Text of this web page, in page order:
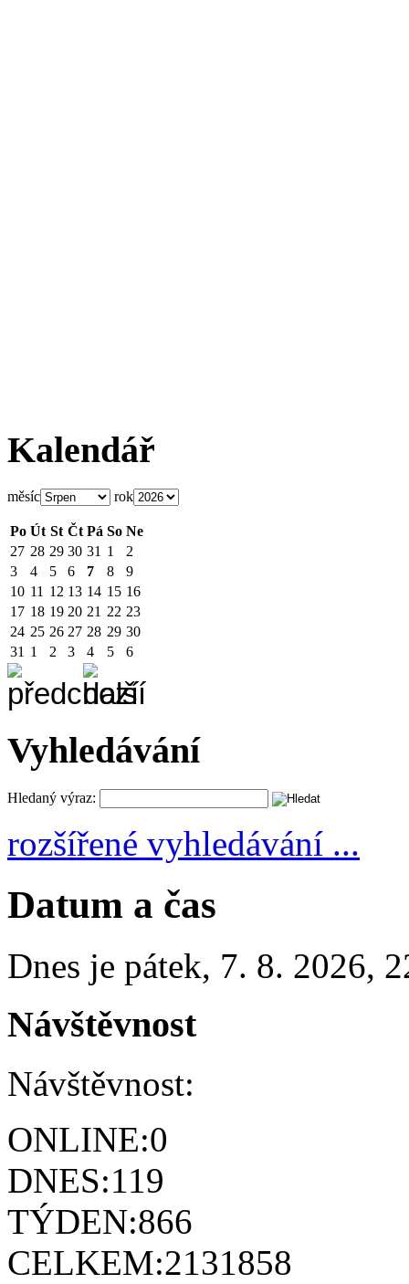
Kalendář
měsíc rok
Po Út St Čt Pá So Ne
27 28 29 30 31 1
2
3
4 5 6 7 8
9
10 11 12 13 14 15 16
17 18 19 20 21 22 23
24 25 26 27 28 29 30
31 1 2 3 4 5 6
Vyhledávání
Hledaný výraz:
rozšířené vyhledávání ...
Datum a čas
Dnes je pátek, 7. 8. 2026,
Návštěvnost
Návštěvnost:
ONLINE:0
DNES:119
TÝDEN:866
CELKEM:2131858